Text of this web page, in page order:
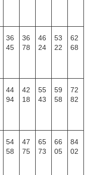
36
45
36
78
46
24
53
22
62
68
44
94
42
18
55
43
59
58
72
82
54
58
47
75
65
73
66
05
84
02